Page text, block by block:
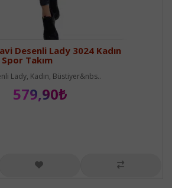
Desenli Lady 3024 Kadın
Takım
Lady, Kadın, Büstiyer&nbs..
579,90₺